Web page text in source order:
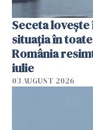
Seceta
situația în
România
iulie
03 AUGUST 2026